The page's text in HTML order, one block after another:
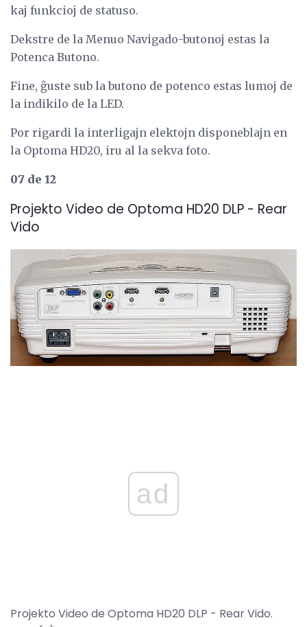
kaj funkcioj de statuso.
Dekstre de la Menuo Navigado-butonoj estas la
Potenca Butono.
Fine, ĝuste sub la butono de potenco estas lumoj de
la indikilo de la LED.
Por rigardi la interligajn elektojn disponeblajn en
la Optoma HD20, iru al la sekva foto.
07 de 12
Projekto Video de Optoma HD20 DLP - Rear
Vido
ad
Projekto Video de Optoma HD20 DLP - Rear Vido.